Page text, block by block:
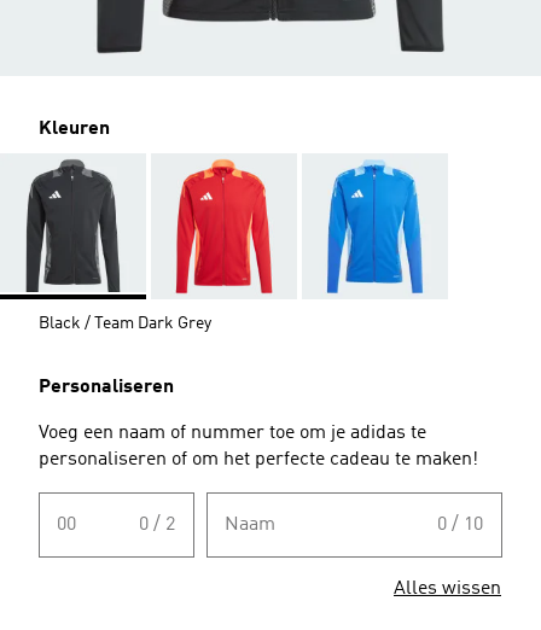
Kleuren
Black / Team Dark Grey
Personaliseren
Voeg een naam of nummer toe om je adidas te
personaliseren of om het perfecte cadeau te maken!
00 0 / 2 Naam 0 / 10
Alles wissen